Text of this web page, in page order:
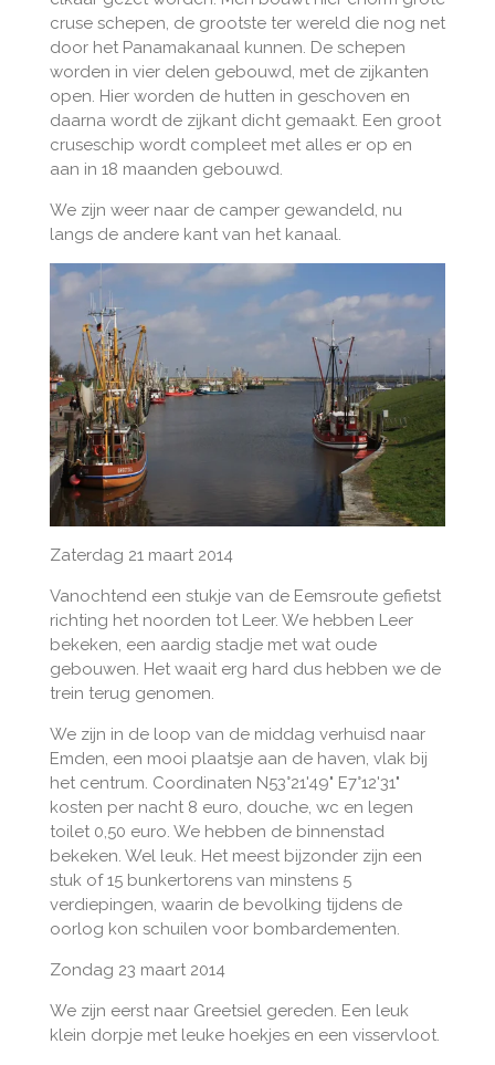
cruse schepen, de grootste ter wereld die nog net
door het Panamakanaal kunnen. De schepen
worden in vier delen gebouwd, met de zijkanten
open. Hier worden de hutten in geschoven en
daarna wordt de zijkant dicht gemaakt. Een groot
cruseschip wordt compleet met alles er op en
aan in 18 maanden gebouwd.
We zijn weer naar de camper gewandeld, nu
langs de andere kant van het kanaal.
Zaterdag 21 maart 2014
Vanochtend een stukje van de Eemsroute gefietst
richting het noorden tot Leer. We hebben Leer
bekeken, een aardig stadje met wat oude
gebouwen. Het waait erg hard dus hebben we de
trein terug genomen.
We zijn in de loop van de middag verhuisd naar
Emden, een mooi plaatsje aan de haven, vlak bij
het centrum. Coordinaten N53°21'49" E7°12'31"
kosten per nacht 8 euro, douche, wc en legen
toilet 0,50 euro. We hebben de binnenstad
bekeken. Wel leuk. Het meest bijzonder zijn een
stuk of 15 bunkertorens van minstens 5
verdiepingen, waarin de bevolking tijdens de
oorlog kon schuilen voor bombardementen.
Zondag 23 maart 2014
We zijn eerst naar Greetsiel gereden. Een leuk
klein dorpje met leuke hoekjes en een visservloot.